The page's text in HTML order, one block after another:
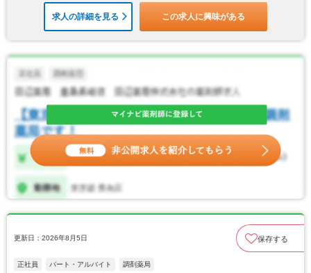
求人の詳細を見る この求人に興味がある
更新日：2026年8月5日 保存する
正社員 パート・アルバイト 調剤薬局